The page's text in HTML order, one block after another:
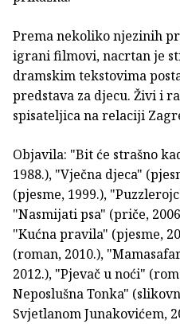
Prema nekoliko njezinih
igrani filmovi, nacrtan je
dramskim tekstovima
predstava za djecu. Živi i
spisateljica na relaciji
Objavila: "Bit će strašno
1988.), "Vječna djeca"
(pjesme, 1999.),
"Nasmijati psa" (priče,
"Kućna pravila" (pjesme,
(roman, 2010.),
2012.), "Pjevač u noći"
Neposlušna Tonka"
Svjetlanom Junakovićem,